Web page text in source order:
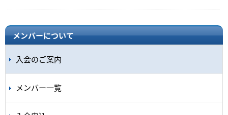
メンバーについて
入会のご案内
メンバー一覧